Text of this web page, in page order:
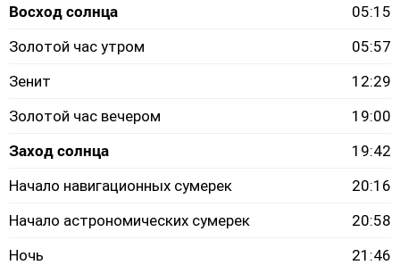
Восход солнца
05:15
Золотой час утром
05:57
Зенит
12:29
Золотой час вечером
19:00
Заход солнца
19:42
Начало навигационных сумерек
20:16
Начало астрономических сумерек
20:58
Ночь
21:46